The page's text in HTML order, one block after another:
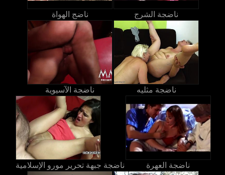
ناضج الهواة ناضجة الشرج
ناضجة الآسيوية ناضجة مثليه
ناضجة جبهة تحرير مورو الإسلامية ناضجة العهرة